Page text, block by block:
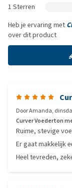
1 Sterren
Heb je ervaring met
over dit product
DoorAmanda,
Curver Voederton
Ruime, stevige
Er gaat makkelijk
Heel tevreden,